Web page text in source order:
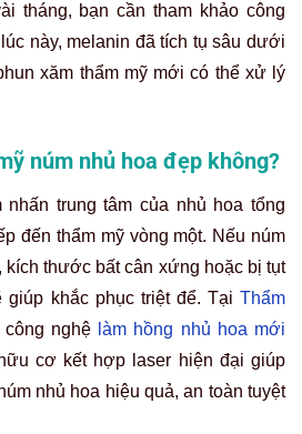
tháng, bạn cần tham khảo công
này, melanin đã tích tụ sâu dưới
xăm thẩm mỹ mới có thể xử lý
núm nhủ hoa đẹp không?
nhấn trung tâm của nhủ hoa tổng
đến thẩm mỹ vòng một. Nếu núm
kích thước bất cân xứng hoặc bị tụt
giúp khắc phục triệt để. Tại Thẩm
công nghệ làm hồng nhủ hoa mới
cơ kết hợp laser hiện đại giúp
nhủ hoa hiệu quả, an toàn tuyệt